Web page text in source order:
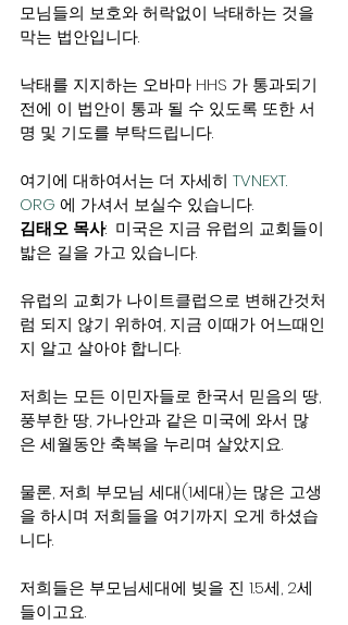
모님들의 보호와 허락없이 낙태하는 것을
막는 법안입니다.
낙태를 지지하는 오바마 HHS 가 통과되기
전에 이 법안이 통과 될 수 있도록 또한 서
명 및 기도를 부탁드립니다.
여기에 대하여서는 더 자세히 TVNEXT.
ORG 에 가셔서 보실수 있습니다.
김태오 목사:  미국은 지금 유럽의 교회들이
밟은 길을 가고 있습니다.
유럽의 교회가 나이트클럽으로 변해간것처
럼 되지 않기 위하여, 지금 이때가 어느때인
지 알고 살아야 합니다.
저희는 모든 이민자들로 한국서 믿음의 땅,
풍부한 땅, 가나안과 같은 미국에 와서 많
은 세월동안 축복을 누리며 살았지요.
물론, 저희 부모님 세대(1세대)는 많은 고생
을 하시며 저희들을 여기까지 오게 하셨습
니다.
저희들은 부모님세대에 빚을 진 1.5세, 2세
들이고요.